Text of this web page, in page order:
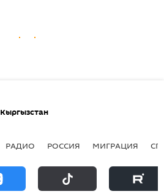
Кыргызстан
РАДИО РОССИЯ МИГРАЦИЯ